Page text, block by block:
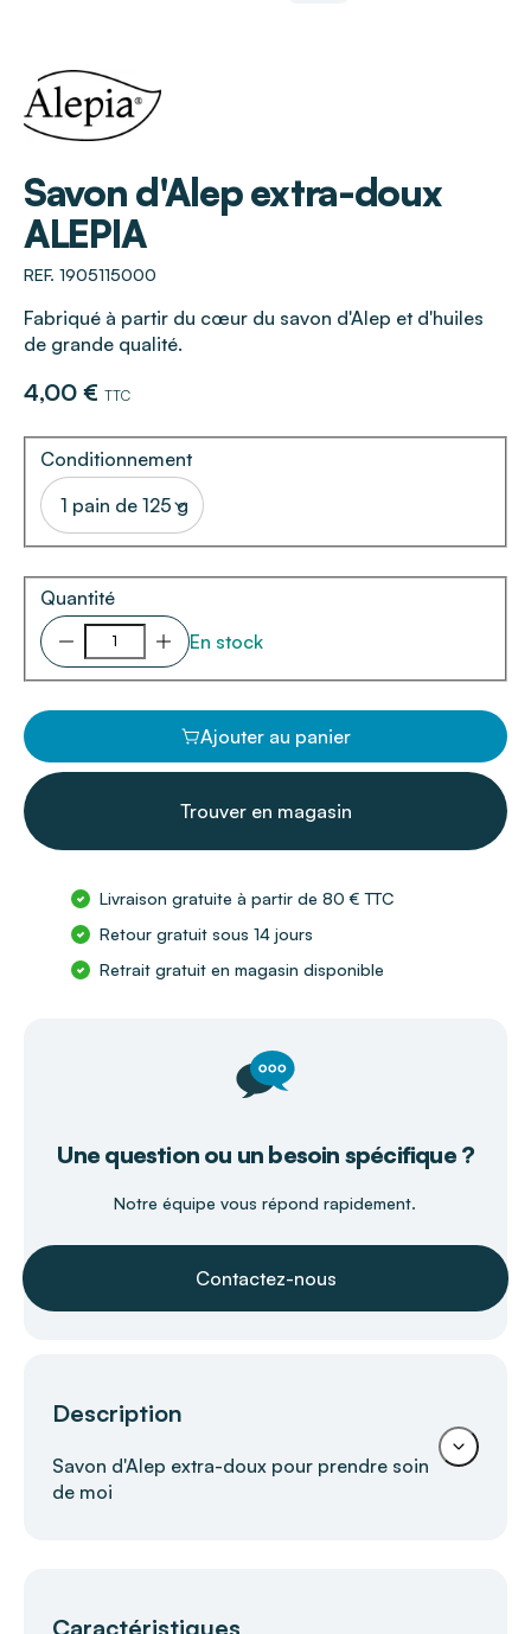
Savon d'Alep extra-doux
ALEPIA
REF. 1905115000
Fabriqué à partir du cœur du savon d'Alep et d'huiles
de grande qualité.
4,00 € TTC
Conditionnement
1 pain de 125 g
Quantité
En stock
Ajouter au panier
Trouver en magasin
Livraison gratuite à partir de 80 € TTC
Retour gratuit sous 14 jours
Retrait gratuit en magasin disponible
Une question ou un besoin spécifique ?
Notre équipe vous répond rapidement.
Contactez-nous
Description
Savon d'Alep extra-doux pour prendre soin
de moi
Caractéristiques